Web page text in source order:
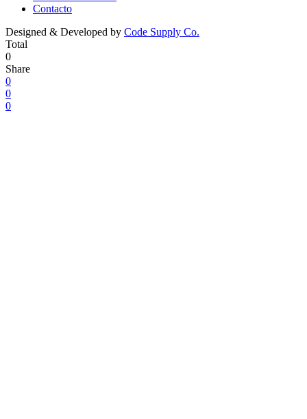
Contacto
Designed & Developed by Code Supply Co.
Total
0
Share
0
0
0